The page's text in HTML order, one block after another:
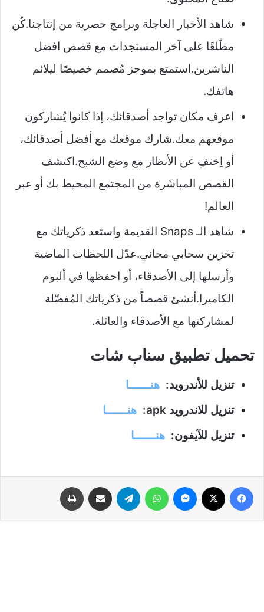
شاهد الأخبار العاجلة وبرامج حصرية من إنتاجنا.كُن
مطّلعًا على آخر المستجدات مع قصص افضل
الناشرين.استمتع بموجز مُصمم خصيصًا ليلائم
هاتفك.
اعرف مكان تواجد أصدقائك، إذا كانوا يُشاركون
موقعهم معك.شارك موقعك مع أفضل أصدقائك،
أو اِختفِ عن الأنظار مع وضع الشبح.اكتشف
القصص المباشَرة من المجتمع المحيط بك أو عبر
العالم!
شاهد الـ Snaps القديمة واستعد ذكرياتك مع
تخزين سحابي مجاني.عدّل اللحظات الماضية
وأرسلها إلى الأصدقاء، أو احفظها في ألبوم
الكاميرا.أنشئ قصصاً من ذكرياتك المُفضّلة
لمشاركتها مع الأصدقاء والعائلة.
تحميل تطبيق سناب شات
تنزيل للأندرويد: هنــــــا
تنزيل للاندرويد apk:
هنــــــا
تنزيل للآيفون: هنــــــا
فيسبوك ماسنجر واتساب تيلقرام مشاركة عبر البريد